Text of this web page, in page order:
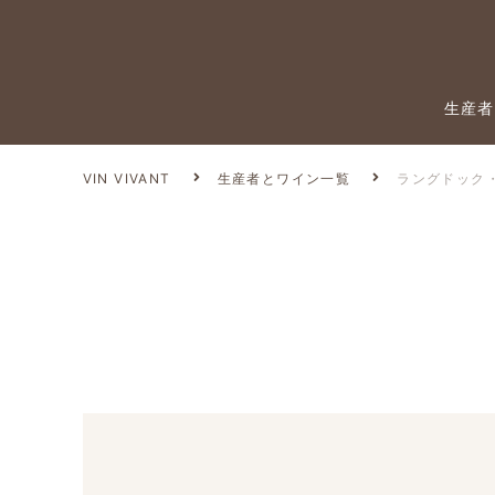
生産
VIN VIVANT 生産者とワイン一覧 ラングドック